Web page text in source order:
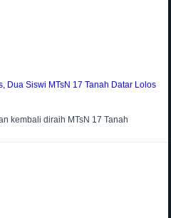
Dua Siswi MTsN 17 Tanah Datar Lolos
kembali diraih MTsN 17 Tanah